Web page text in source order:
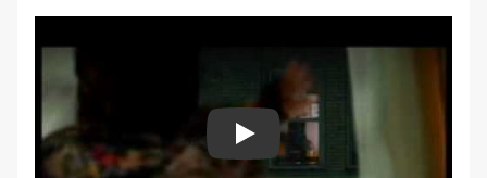
Play